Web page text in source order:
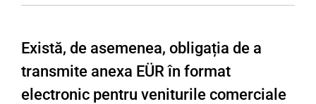
Există, de asemenea, obligația de a
transmite anexa EÜR în format
electronic pentru veniturile comerciale